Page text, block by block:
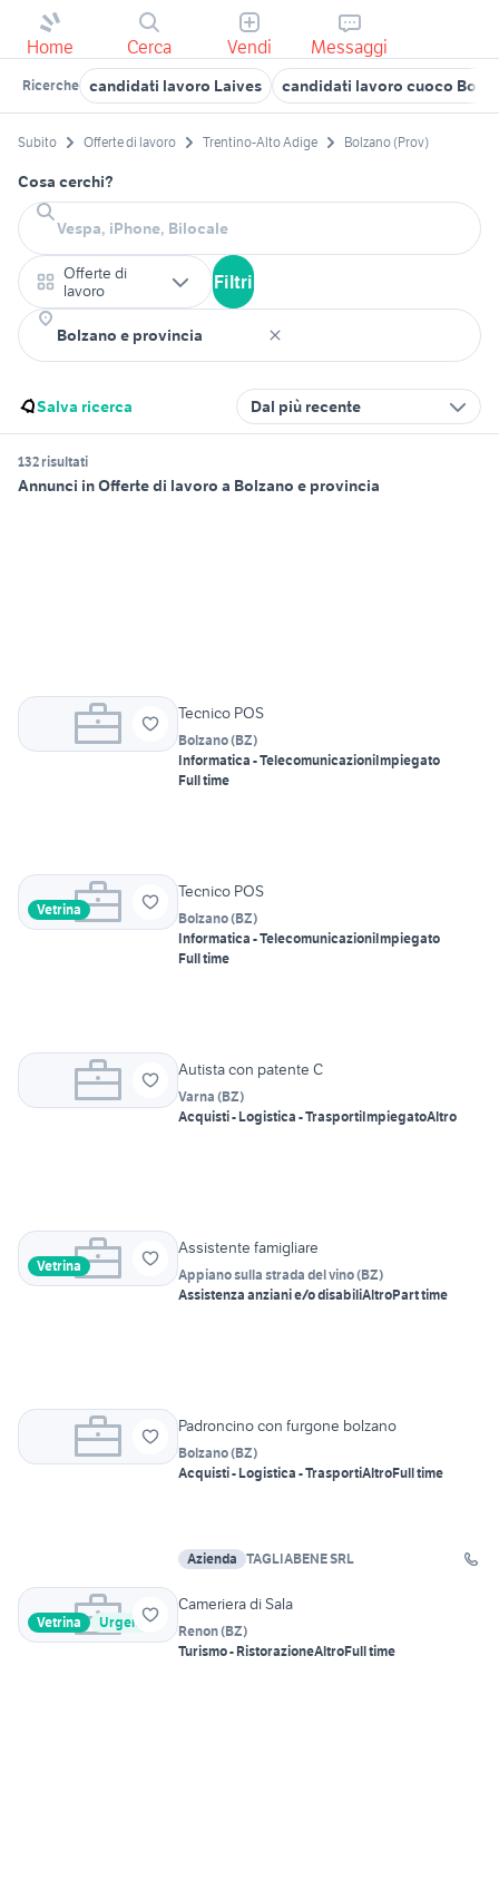
Home Cerca Vendi Messaggi
Ricerche candidati lavoro Laives candidati lavoro cuoco
Subito Offerte di lavoro Trentino-Alto Adige Bolzano (Prov)
Cosa cerchi?
Offerte di
lavoro
Filtri
Salva ricerca Dal più recente
132 risultati
Annunci in Offerte di lavoro a Bolzano e provincia
Tecnico POS
Bolzano(BZ)
Informatica - TelecomunicazioniImpiegato
Full time
Vetrina
Tecnico POS
Bolzano(BZ)
Informatica - TelecomunicazioniImpiegato
Full time
Autista con patente C
Varna (BZ)
Acquisti - Logistica - TrasportiImpiegatoAltro
Vetrina
Assistente famigliare
Appiano sulla strada del vino(BZ)
Assistenza anziani e/o disabiliAltroPart time
Padroncino con furgone bolzano
Bolzano(BZ)
Acquisti - Logistica - TrasportiAltroFull time
Azienda TAGLIABENE SRL
Vetrina Urgente
Cameriera di Sala
Renon(BZ)
Turismo - RistorazioneAltroFull time